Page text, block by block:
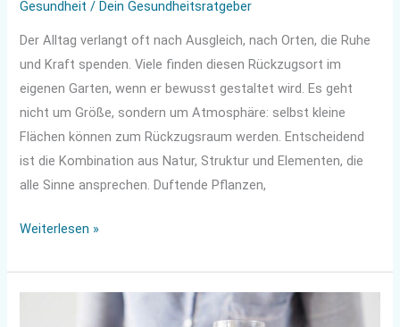
Gesundheit /Dein Gesundheitsratgeber
Der Alltag verlangt oft nach Ausgleich, nach Orten, die Ruhe
und Kraft spenden. Viele finden diesen Rückzugsort im
eigenen Garten, wenn er bewusst gestaltet wird. Es geht
nicht um Größe, sondern um Atmosphäre: selbst kleine
Flächen können zum Rückzugsraum werden. Entscheidend
ist die Kombination aus Natur, Struktur und Elementen, die
alle Sinne ansprechen. Duftende Pflanzen,
Weiterlesen »